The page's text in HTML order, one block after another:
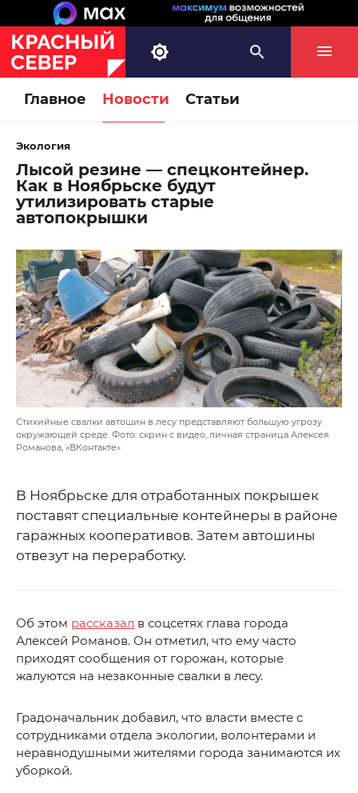
Главное Новости Статьи
Экология
Лысой резине — спецконтейнер.
Как в Ноябрьске будут
утилизировать старые
автопокрышки
Стихийные свалки автошин в лесу представляют большую угрозу
окружающей среде. Фото: скрин с видео, личная страница Алексея
Романова, «ВКонтакте»
В Ноябрьске для отработанных покрышек
поставят специальные контейнеры в районе
гаражных кооперативов. Затем автошины
отвезут на переработку.
Об этом рассказал в соцсетях глава города
Алексей Романов. Он отметил, что ему часто
приходят сообщения от горожан, которые
жалуются на незаконные свалки в лесу.
Градоначальник добавил, что власти вместе с
сотрудниками отдела экологии, волонтерами и
неравнодушными жителями города занимаются их
уборкой.